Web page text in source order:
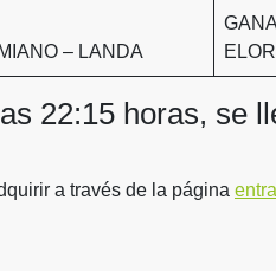
– LANDA
22:15 horas, se
a través de la página